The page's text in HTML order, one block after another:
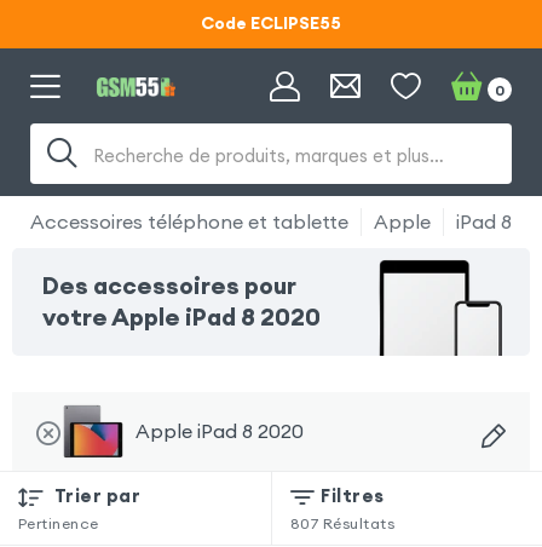
Code ECLIPSE55
Lunettes d'éclipse OFFERTES
Recherche de produits, marques et plus…
0
Accessoires téléphone et tablette Apple iPad 8
Des accessoires pour
votre Apple iPad 8 2020
Apple iPad 8 2020
Trier par
Pertinence
Filtres
807 Résultats